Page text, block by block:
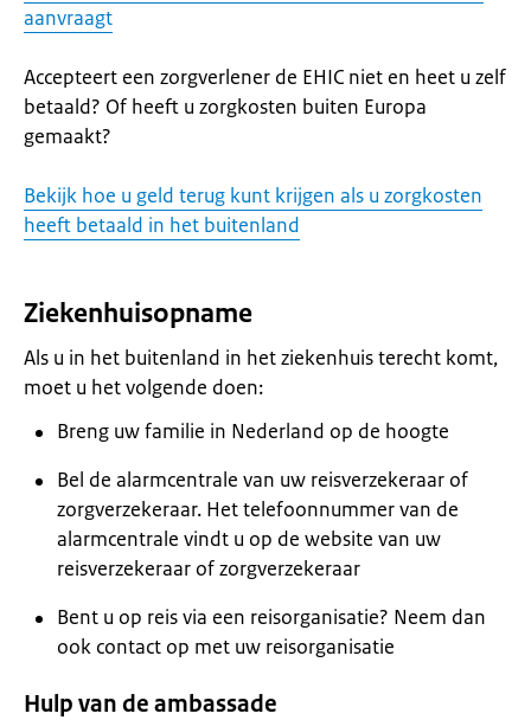
aanvraagt
Accepteert een zorgverlener de EHIC niet en heet u zelf
betaald? Of heeft u zorgkosten buiten Europa
gemaakt?
Bekijk hoe u geld terug kunt krijgen als u zorgkosten
heeft betaald in het buitenland
Ziekenhuisopname
Als u in het buitenland in het ziekenhuis terecht komt,
moet u het volgende doen:
Breng uw familie in Nederland op de hoogte
Bel de alarmcentrale van uw reisverzekeraar of
zorgverzekeraar. Het telefoonnummer van de
alarmcentrale vindt u op de website van uw
reisverzekeraar of zorgverzekeraar
Bent u op reis via een reisorganisatie? Neem dan
ook contact op met uw reisorganisatie
Hulp van de ambassade